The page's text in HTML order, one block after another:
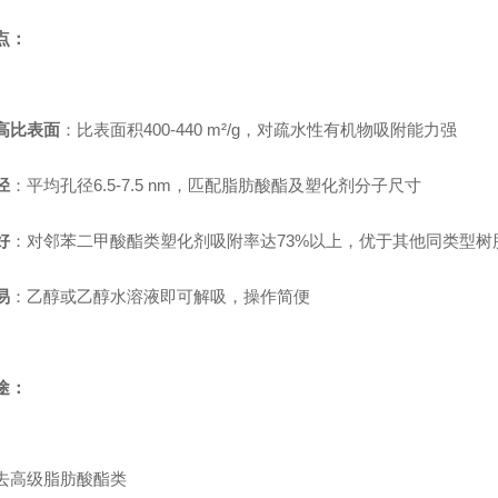
：
比表面 ：比表面积400-440 m²/g，对疏水性有机物吸附能力强
：平均孔径6.5-7.5 nm，匹配脂肪酸酯及塑化剂分子尺寸
：对邻苯二甲酸酯类塑化剂吸附率达73%以上，优于其他同类型树
：乙醇或乙醇水溶液即可解吸，操作简便
：
高级脂肪酸酯类